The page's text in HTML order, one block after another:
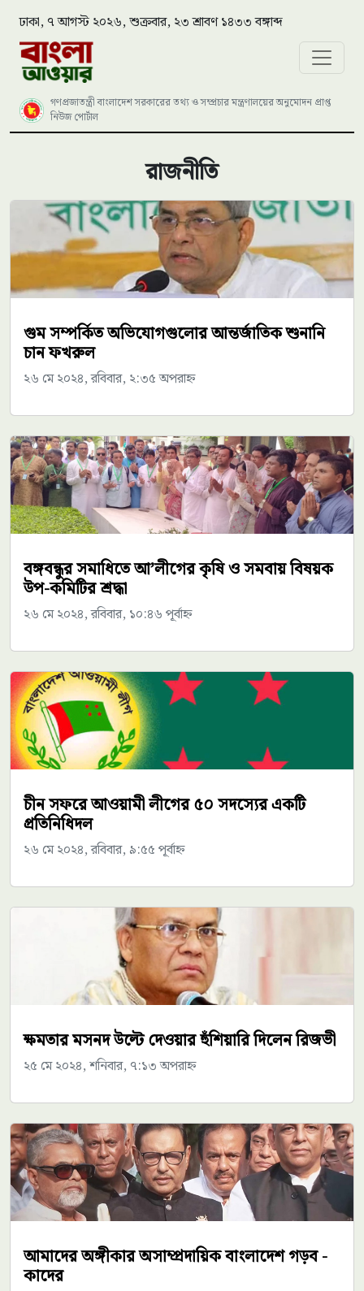
ঢাকা, ৭ আগস্ট ২০২৬, শুক্রবার, ২৩ শ্রাবণ ১৪৩৩ বঙ্গাব্দ
গণপ্রজাতন্ত্রী বাংলাদেশ সরকারের তথ্য ও সম্প্রচার মন্ত্রণালয়ের অনুমোদন প্রাপ্ত
নিউজ পোর্টাল
রাজনীতি
গুম সম্পর্কিত অভিযোগগুলোর আন্তর্জাতিক শুনানি
চান ফখরুল
২৬ মে ২০২৪, রবিবার, ২:৩৫ অপরাহ্ন
বঙ্গবন্ধুর সমাধিতে আ’লীগের কৃষি ও সমবায় বিষয়ক
উপ-কমিটির শ্রদ্ধা
২৬ মে ২০২৪, রবিবার, ১০:৪৬ পূর্বাহ্ন
চীন সফরে আওয়ামী লীগের ৫০ সদস্যের একটি
প্রতিনিধিদল
২৬ মে ২০২৪, রবিবার, ৯:৫৫ পূর্বাহ্ন
ক্ষমতার মসনদ উল্টে দেওয়ার হুঁশিয়ারি দিলেন রিজভী
২৫ মে ২০২৪, শনিবার, ৭:১৩ অপরাহ্ন
আমাদের অঙ্গীকার অসাম্প্রদায়িক বাংলাদেশ গড়ব -
কাদের